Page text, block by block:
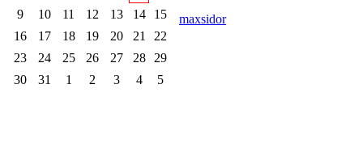
maxsidor
9
10 11 12 13 14
15
16
17 18 19 20 21
22
23
24 25 26 27 28
29
30
31 1 2 3 4 5